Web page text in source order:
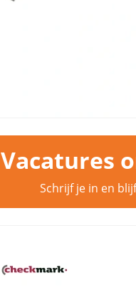
Vacatures
Schrijf je in en